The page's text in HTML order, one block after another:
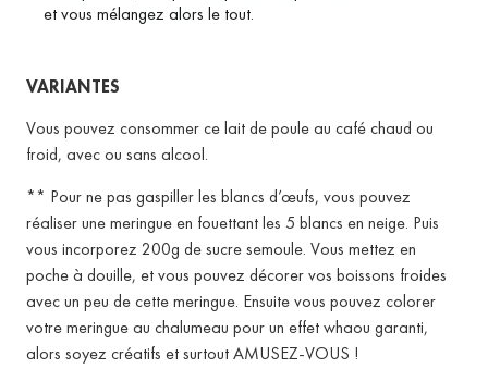
et vous mélangez alors le tout.
VARIANTES
Vous pouvez consommer ce lait de poule au café chaud ou
froid, avec ou sans alcool.
** Pour ne pas gaspiller les blancs d’œufs, vous pouvez
réaliser une meringue en fouettant les 5 blancs en neige. Puis
vous incorporez 200g de sucre semoule. Vous mettez en
poche à douille, et vous pouvez décorer vos boissons froides
avec un peu de cette meringue. Ensuite vous pouvez colorer
votre meringue au chalumeau pour un effet whaou garanti,
alors soyez créatifs et surtout AMUSEZ-VOUS !